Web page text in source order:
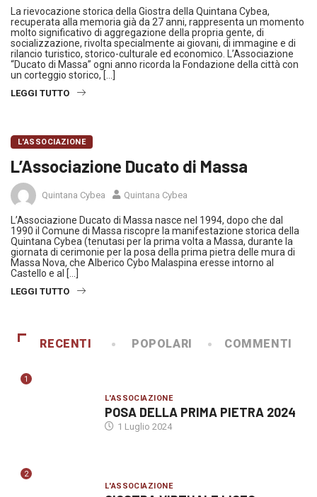
La rievocazione storica della Giostra della Quintana Cybea,
recuperata alla memoria già da 27 anni, rappresenta un momento
molto significativo di aggregazione della propria gente, di
socializzazione, rivolta specialmente ai giovani, di immagine e di
rilancio turistico, storico-culturale ed economico. L’Associazione
“Ducato di Massa” ogni anno ricorda la Fondazione della città con
un corteggio storico, […]
LEGGI TUTTO
L'ASSOCIAZIONE
L’Associazione Ducato di Massa
Quintana Cybea Quintana Cybea
L’Associazione Ducato di Massa nasce nel 1994, dopo che dal
1990 il Comune di Massa riscopre la manifestazione storica della
Quintana Cybea (tenutasi per la prima volta a Massa, durante la
giornata di cerimonie per la posa della prima pietra delle mura di
Massa Nova, che Alberico Cybo Malaspina eresse intorno al
Castello e al […]
LEGGI TUTTO
RECENTI POPOLARI COMMENTI
1
L'ASSOCIAZIONE
POSA DELLA PRIMA PIETRA 2024
1 Luglio 2024
2
L'ASSOCIAZIONE